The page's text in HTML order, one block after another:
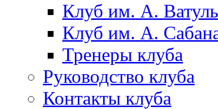
Клуб им. А.
Клуб им. А.
Тренеры клуба
Руководство клуба
Контакты клуба